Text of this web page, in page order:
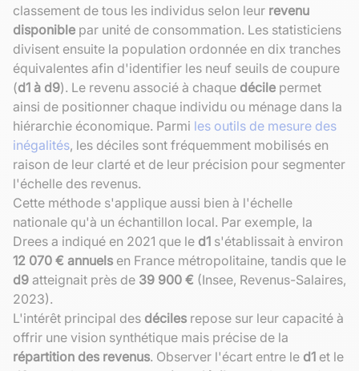
classement de tous les individus selon leur revenu
disponible par unité de consommation. Les statisticiens
divisent ensuite la population ordonnée en dix tranches
équivalentes afin d'identifier les neuf seuils de coupure
(d1 à d9). Le revenu associé à chaque décile permet
ainsi de positionner chaque individu ou ménage dans la
hiérarchie économique. Parmi les outils de mesure des
inégalités, les déciles sont fréquemment mobilisés en
raison de leur clarté et de leur précision pour segmenter
l'échelle des revenus.
Cette méthode s'applique aussi bien à l'échelle
nationale qu'à un échantillon local. Par exemple, la
Drees a indiqué en 2021 que le d1 s'établissait à environ
12 070 € annuels en France métropolitaine, tandis que le
d9 atteignait près de 39 900 € (Insee, Revenus-Salaires,
2023).
L'intérêt principal des déciles repose sur leur capacité à
offrir une vision synthétique mais précise de la
répartition des revenus. Observer l'écart entre le d1 et le